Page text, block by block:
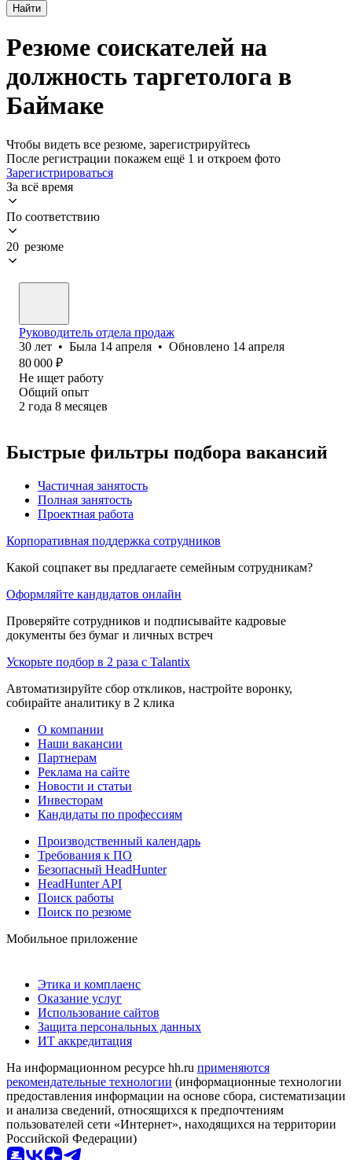
Найти
Резюме соискателей на
должность таргетолога в
Баймаке
Чтобы видеть все резюме, зарегистрируйтесь
После регистрации покажем ещё 1 и откроем фото
Зарегистрироваться
За всё время
По соответствию
20 резюме
Руководитель отдела продаж
30 лет • Была 14 апреля • Обновлено 14 апреля
80 000 ₽
Не ищет работу
Общий опыт
2 года 8 месяцев
Быстрые фильтры подбора вакансий
Частичная занятость
Полная занятость
Проектная работа
Корпоративная поддержка сотрудников
Какой соцпакет вы предлагаете семейным сотрудникам?
Оформляйте кандидатов онлайн
Проверяйте сотрудников и подписывайте кадровые
документы без бумаг и личных встреч
Ускорьте подбор в 2 раза с Talantix
Автоматизируйте сбор откликов, настройте воронку,
собирайте аналитику в 2 клика
О компании
Наши вакансии
Партнерам
Реклама на сайте
Новости и статьи
Инвесторам
Кандидаты по профессиям
Производственный календарь
Требования к ПО
Безопасный HeadHunter
HeadHunter API
Поиск работы
Поиск по резюме
Мобильное приложение
Этика и комплаенс
Оказание услуг
Использование сайтов
Защита персональных данных
ИТ аккредитация
На информационном ресурсе hh.ru применяются
рекомендательные технологии (информационные технологии
предоставления информации на основе сбора, систематизации
и анализа сведений, относящихся к предпочтениям
пользователей сети «Интернет», находящихся на территории
Российской Федерации)